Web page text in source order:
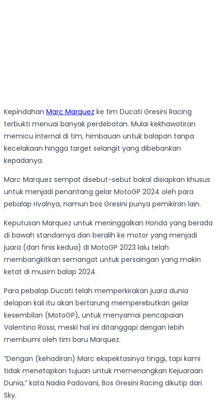
Kepindahan Marc Marquez ke tim Ducati Gresini Racing
terbukti menuai banyak perdebatan. Mulai kekhawatiran
memicu internal di tim, himbauan untuk balapan tanpa
kecelakaan hingga target selangit yang dibebankan
kepadanya.
Marc Marquez sempat disebut-sebut bakal disiapkan khusus
untuk menjadi penantang gelar MotoGP 2024 oleh para
pebalap rivalnya, namun bos Gresini punya pemikiran lain.
Keputusan Marquez untuk meninggalkan Honda yang berada
di bawah standarnya dan beralih ke motor yang menjadi
juara (dan finis kedua) di MotoGP 2023 lalu telah
membangkitkan semangat untuk persaingan yang makin
ketat di musim balap 2024.
Para pebalap Ducati telah memperkirakan juara dunia
delapan kali itu akan bertarung memperebutkan gelar
kesembilan (MotoGP), untuk menyamai pencapaian
Valentino Rossi, meski hal ini ditanggapi dengan lebih
membumi oleh tim baru Marquez.
“Dengan (kehadiran) Marc ekspektasinya tinggi, tapi kami
tidak menetapkan tujuan untuk memenangkan Kejuaraan
Dunia,” kata Nadia Padovani, Bos Gresini Racing dikutip dari
Sky.